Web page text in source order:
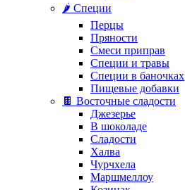
🌶️ Специи
Перцы
Пряности
Смеси приправ
Специи и травы
Специи в баночках
Пищевые добавки
🍫 Восточные сладости
Джезерье
В шоколаде
Сладости
Халва
Чурчхела
Маршмеллоу